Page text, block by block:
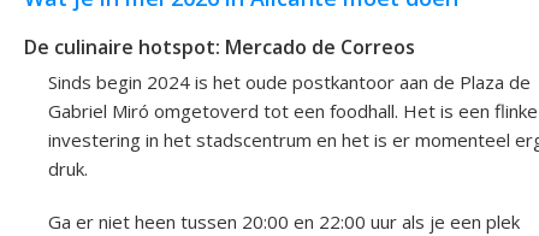
De culinaire hotspot: Mercado de Correos
Sinds begin 2024 is het oude postkantoor aan de Plaza de
Gabriel Miró omgetoverd tot een foodhall. Het is een flinke
investering in het stadscentrum en het is er momenteel
druk.
Ga er niet heen tussen 20:00 en 22:00 uur als je een plek